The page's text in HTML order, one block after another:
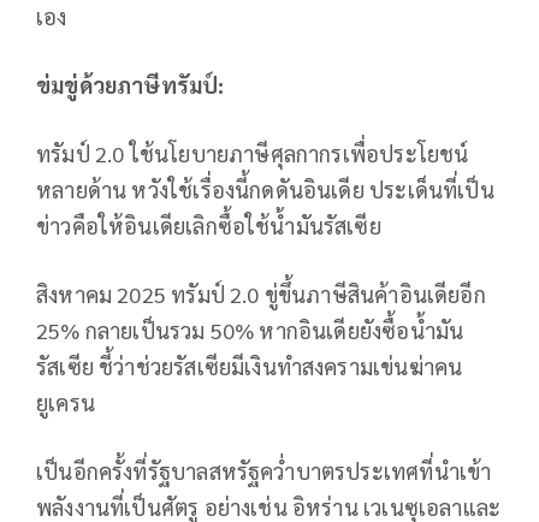
เอง
ข่มขู่ด้วยภาษีทรัมป์:
ทรัมป์ 2.0 ใช้นโยบายภาษีศุลกากรเพื่อประโยชน์
หลายด้าน หวังใช้เรื่องนี้กดดันอินเดีย ประเด็นที่เป็น
ข่าวคือให้อินเดียเลิกซื้อใช้น้ำมันรัสเซีย
สิงหาคม 2025 ทรัมป์ 2.0 ขู่ขึ้นภาษีสินค้าอินเดียอีก
25% กลายเป็นรวม 50% หากอินเดียยังซื้อน้ำมัน
รัสเซีย ชี้ว่าช่วยรัสเซียมีเงินทำสงครามเข่นฆ่าคน
ยูเครน
เป็นอีกครั้งที่รัฐบาลสหรัฐคว่ำบาตรประเทศที่นำเข้า
พลังงานที่เป็นศัตรู อย่างเช่น อิหร่าน เวเนซุเอลาและ